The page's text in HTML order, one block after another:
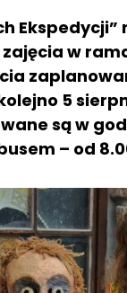
Ekspedycji”
zajęcia w
5
są w
– od